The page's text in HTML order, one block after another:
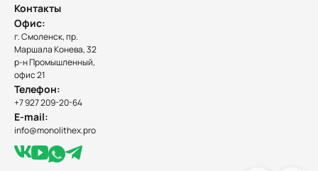
Контакты
Офис:
г. Смоленск, пр.
Маршала Конева, 32
р-н Промышленный,
офис 21
Телефон:
+7 927 209-20-64
E-mail:
info@monolithex.pro